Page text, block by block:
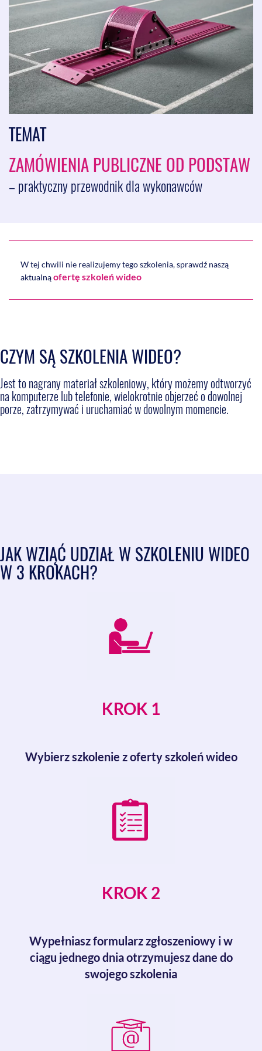
TEMAT
ZAMÓWIENIA PUBLICZNE OD PODSTAW
– praktyczny przewodnik dla wykonawców
W tej chwili nie realizujemy tego szkolenia, sprawdź naszą
aktualnąofertę szkoleń wideo
CZYM SĄ SZKOLENIA WIDEO?
Jest to nagrany materiał szkoleniowy, który możemy odtworzyć
na komputerze lub telefonie, wielokrotnie objerzeć o dowolnej
porze, zatrzymywać i uruchamiać w dowolnym momencie.
JAK WZIĄĆ UDZIAŁ W SZKOLENIU WIDEO
W 3 KROKACH?
KROK 1
Wybierz szkolenie z oferty szkoleń wideo
KROK 2
Wypełniasz formularz zgłoszeniowy i w
ciągu jednego dnia otrzymujesz dane do
swojego szkolenia